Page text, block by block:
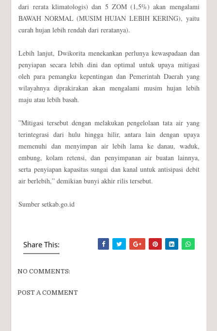
dari rerata klimatologis) dan 5 ZOM (1,5%) akan mengalami
BAWAH NORMAL (MUSIM HUJAN LEBIH KERING), yaitu
curah hujan lebih rendah dari reratanya).
Lebih lanjut, Dwikorita menekankan perlunya kewaspadaan dan
penyiapan secara lebih dini dan optimal untuk upaya mitigasi
oleh para pemangku kepentingan dan Pemerintah Daerah yang
wilayahnya diprakirakan akan mengalami musim hujan lebih
maju atau lebih basah.
”Mitigasi tersebut dengan melakukan pengelolaan tata air yang
terintegrasi dari hulu hingga hilir, antara lain dengan upaya
memenuhi dan menyimpan air lebih lama ke danau, waduk,
embung, kolam retensi, dan penyimpanan air buatan lainnya,
serta penyiapan kapasitas sungai dan kanal untuk antisipasi debit
air berlebih,” demikian bunyi akhir rilis tersebut.
Sumber setkab.go.id
Share This:
NO COMMENTS:
POST A COMMENT